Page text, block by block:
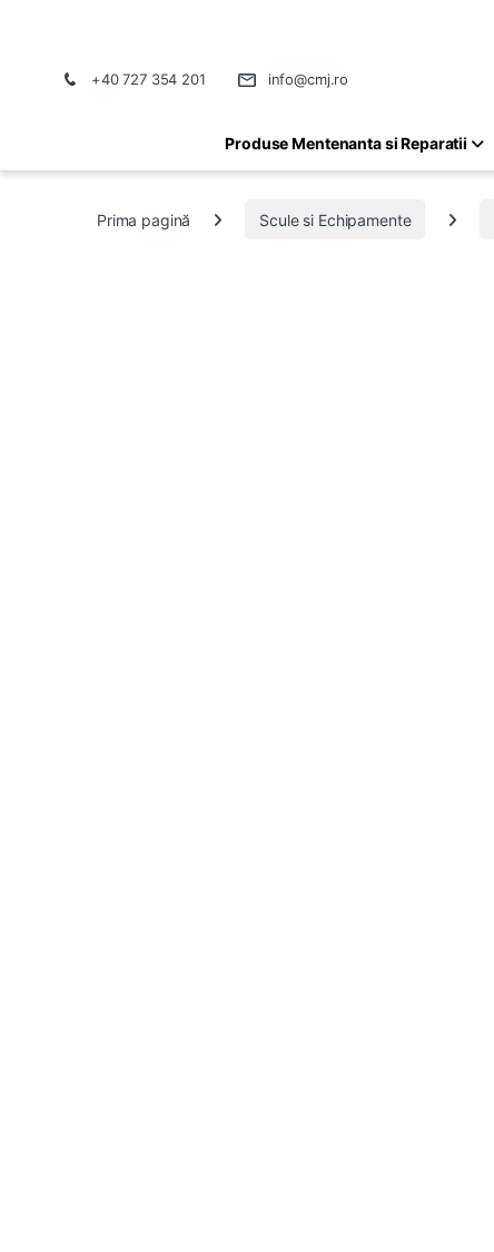
+40 727 354 201 info@cmj.ro
Produse Mentenanta si Reparatii
Prima pagină Scule si Echipamente